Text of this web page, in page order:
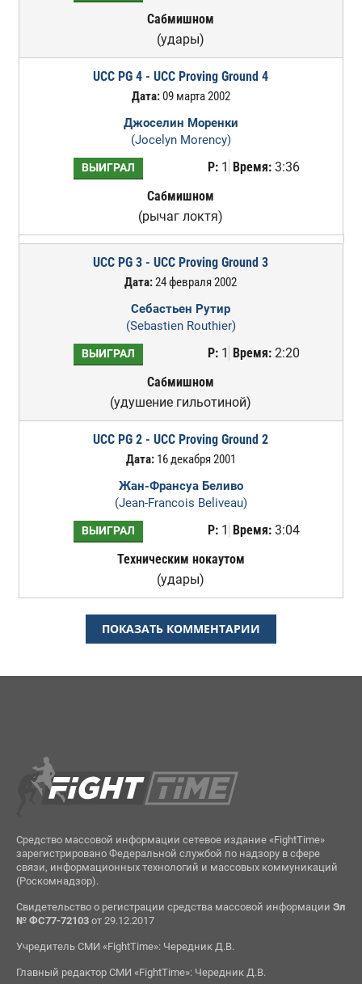
Сабмишном
(удары)
UCC PG 4 - UCC Proving Ground 4
Дата:09 марта 2002
Джоселин Моренки
(Jocelyn Morency)
ВЫИГРАЛ Р:1 Время:3:36
Сабмишном
(рычаг локтя)
UCC PG 3 - UCC Proving Ground 3
Дата:24 февраля 2002
Себастьен Рутир
(Sebastien Routhier)
ВЫИГРАЛ Р:1 Время:2:20
Сабмишном
(удушение гильотиной)
UCC PG 2 - UCC Proving Ground 2
Дата:16 декабря 2001
Жан-Франсуа Беливо
(Jean-Francois Beliveau)
ВЫИГРАЛ Р:1 Время:3:04
Техническим нокаутом
(удары)
ПОКАЗАТЬ КОММЕНТАРИИ
Средство массовой информации сетевое издание «FightTime»
зарегистрировано Федеральной службой по надзору в сфере
связи, информационных технологий и массовых коммуникаций
(Роскомнадзор).
Свидетельство о регистрации средства массовой информации Эл
№ ФС77-72103от 29.12.2017
Учредитель СМИ «FightTime»: Чередник Д.В.
Главный редактор СМИ «FightTime»: Чередник Д.В.